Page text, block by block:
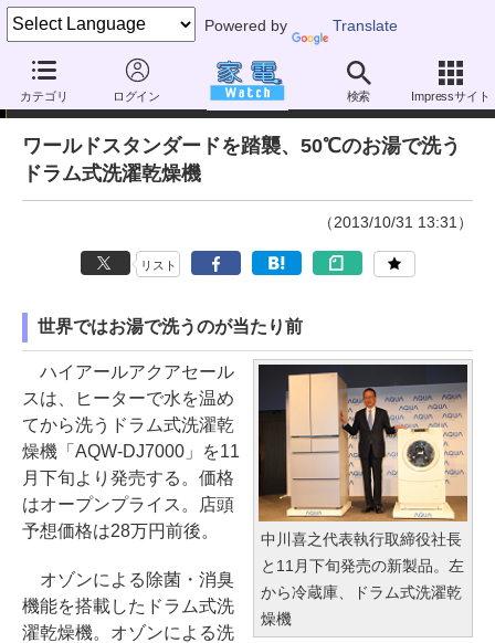
Powered by Translate
カテゴリ ログイン 検索 Impressサイト
ニュース
ワールドスタンダードを踏襲、50℃のお湯で洗う
ドラム式洗濯乾燥機
（2013/10/31 13:31）
リスト
世界ではお湯で洗うのが当たり前
中川喜之代表執行取締役社長
と11月下旬発売の新製品。左
から冷蔵庫、ドラム式洗濯乾
燥機
ハイアールアクアセール
スは、ヒーターで水を温め
てから洗うドラム式洗濯乾
燥機「AQW-DJ7000」を11
月下旬より発売する。価格
はオープンプライス。店頭
予想価格は28万円前後。
オゾンによる除菌・消臭
機能を搭載したドラム式洗
濯乾燥機。オゾンによる洗